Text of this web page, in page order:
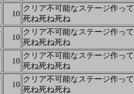
10
クリア不可能なステージ作っ
死ね死ね死ね
10
クリア不可能なステージ作っ
死ね死ね死ね
10
クリア不可能なステージ作っ
死ね死ね死ね
10
クリア不可能なステージ作っ
死ね死ね死ね